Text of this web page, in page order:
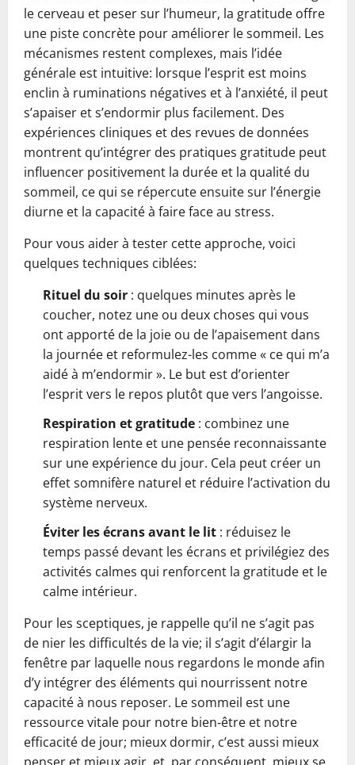
le cerveau et peser sur l’humeur, la gratitude offre
une piste concrète pour améliorer le sommeil. Les
mécanismes restent complexes, mais l’idée
générale est intuitive: lorsque l’esprit est moins
enclin à ruminations négatives et à l’anxiété, il peut
s’apaiser et s’endormir plus facilement. Des
expériences cliniques et des revues de données
montrent qu’intégrer des pratiques gratitude peut
influencer positivement la durée et la qualité du
sommeil, ce qui se répercute ensuite sur l’énergie
diurne et la capacité à faire face au stress.
Pour vous aider à tester cette approche, voici
quelques techniques ciblées:
Rituel du soir : quelques minutes après le
coucher, notez une ou deux choses qui vous
ont apporté de la joie ou de l’apaisement dans
la journée et reformulez-les comme « ce qui m’a
aidé à m’endormir ». Le but est d’orienter
l’esprit vers le repos plutôt que vers l’angoisse.
Respiration et gratitude : combinez une
respiration lente et une pensée reconnaissante
sur une expérience du jour. Cela peut créer un
effet somnifère naturel et réduire l’activation du
système nerveux.
Éviter les écrans avant le lit : réduisez le
temps passé devant les écrans et privilégiez des
activités calmes qui renforcent la gratitude et le
calme intérieur.
Pour les sceptiques, je rappelle qu’il ne s’agit pas
de nier les difficultés de la vie; il s’agit d’élargir la
fenêtre par laquelle nous regardons le monde afin
d’y intégrer des éléments qui nourrissent notre
capacité à nous reposer. Le sommeil est une
ressource vitale pour notre bien‑être et notre
efficacité de jour; mieux dormir, c’est aussi mieux